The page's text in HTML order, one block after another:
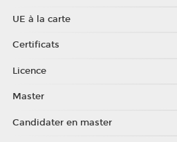
UE à la carte
Certificats
Licence
Master
Candidater en master